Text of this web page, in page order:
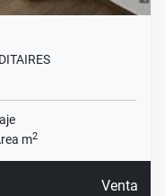
m2
Venta